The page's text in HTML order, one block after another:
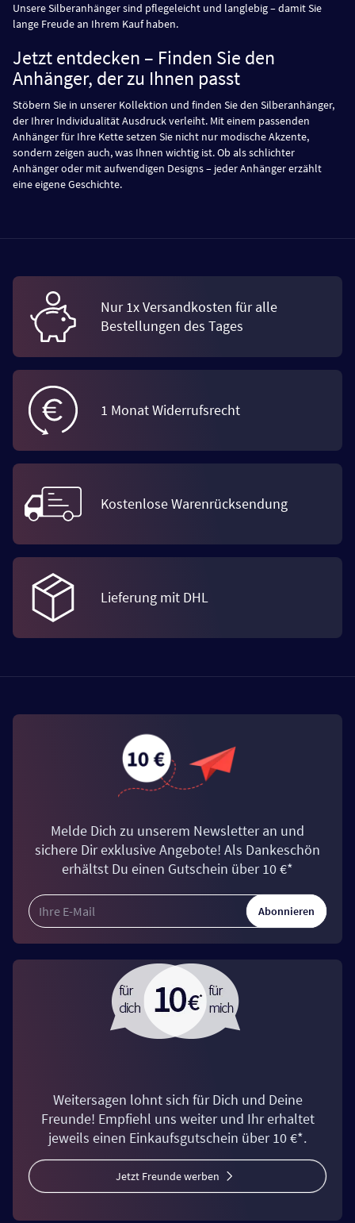
Unsere Silberanhänger sind pflegeleicht und langlebig – damit Sie
lange Freude an Ihrem Kauf haben.
Jetzt entdecken – Finden Sie den
Anhänger, der zu Ihnen passt
Stöbern Sie in unserer Kollektion und finden Sie den Silberanhänger,
der Ihrer Individualität Ausdruck verleiht. Mit einem passenden
Anhänger für Ihre Kette setzen Sie nicht nur modische Akzente,
sondern zeigen auch, was Ihnen wichtig ist. Ob als schlichter
Anhänger oder mit aufwendigen Designs – jeder Anhänger erzählt
eine eigene Geschichte.
Nur 1x Versandkosten für alle
Bestellungen des Tages
1 Monat Widerrufsrecht
Kostenlose Warenrücksendung
Lieferung mit DHL
Melde Dich zu unserem Newsletter an und
sichere Dir exklusive Angebote! Als Dankeschön
erhältst Du einen Gutschein über 10 €*
Abonnieren
Weitersagen lohnt sich für Dich und Deine
Freunde! Empfiehl uns weiter und Ihr erhaltet
jeweils einen Einkaufsgutschein über 10 €*.
Jetzt Freunde werben